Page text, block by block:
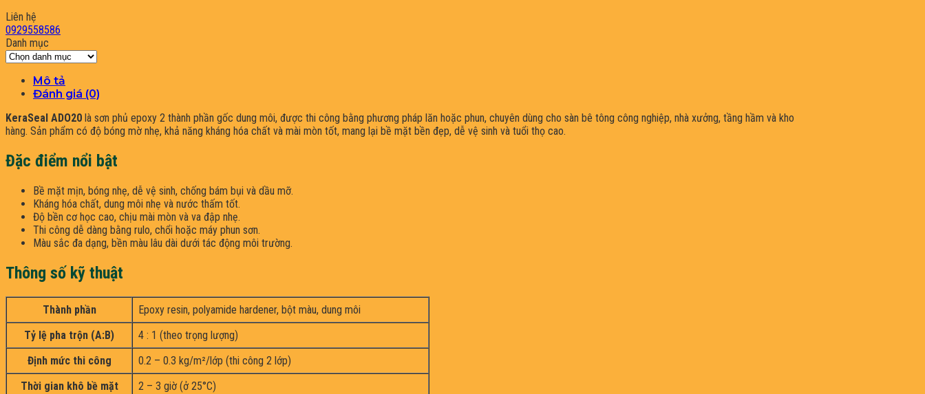
Liên hệ
0929558586
Danh mục
Danh
Mô tả
Đánh giá (0)
KeraSeal ADO20 là sơn phủ epoxy 2 thành phần gốc dung môi, được thi công bằng phương pháp lăn hoặc phun, chuyên dùng cho sàn bê tông công nghiệp, nhà xưởng, tầng hầm và kho
hàng. Sản phẩm có độ bóng mờ nhẹ, khả năng kháng hóa chất và mài mòn tốt, mang lại bề mặt bền đẹp, dễ vệ sinh và tuổi thọ cao.
Đặc điểm nổi bật
Bề mặt mịn, bóng nhẹ, dễ vệ sinh, chống bám bụi và dầu mỡ.
Kháng hóa chất, dung môi nhẹ và nước thấm tốt.
Độ bền cơ học cao, chịu mài mòn và va đập nhẹ.
Thi công dễ dàng bằng rulo, chổi hoặc máy phun sơn.
Màu sắc đa dạng, bền màu lâu dài dưới tác động môi trường.
Thông số kỹ thuật
Thành phần
Epoxy resin, polyamide hardener, bột màu, dung môi
Tỷ lệ pha trộn (A:B)
4 : 1 (theo trọng lượng)
Định mức thi công
0.2 – 0.3 kg/m²/lớp (thi công 2 lớp)
Thời gian khô bề mặt
2 – 3 giờ (ở 25°C)